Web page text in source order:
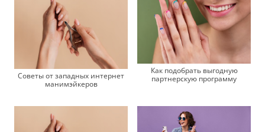
Советы от западных интернет
манимэйкеров
Как подобрать выгодную
партнерскую программу